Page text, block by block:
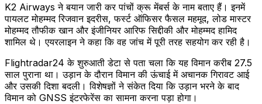
K2 Airways ने बयान जारी कर पांचों क्रू मेंबर्स के नाम बताए हैं। इनमें
पायलट मोहम्मद रिजवान इदरीस, फर्स्ट ऑफिसर फैसल महमूद, लोड मास्टर
मोहम्मद तौफीक खान और इंजीनियर आरिफ सिद्दीकी और मोहम्मद हामिद
शामिल थे। एयरलाइन ने कहा कि वह जांच में पूरी तरह सहयोग कर रही है।
Flightradar24 के शुरुआती डेटा से पता चला कि यह विमान करीब 27.5
साल पुराना था। उड़ान के दौरान विमान की ऊंचाई में अचानक गिरावट आई
और उसकी दिशा बदली। विशेषज्ञों ने संकेत दिया कि उड़ान भरने के बाद
विमान को GNSS इंटरफेरेंस का सामना करना पड़ा होगा।